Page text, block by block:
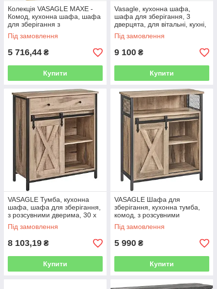
Колекція VASAGLE MAXE -
Комод, кухонна шафа, шафа
для зберігання з
регульованою полицею,
ребристі двері, перехідний
Під замовлення
5 716,44 ₴
Купити
Vasagle, кухонна шафа,
шафа для зберігання, 3
дверцята, для вітальні, кухні,
їдальні, 33 х 110 х 75 см,
стиль кантрі,
Під замовлення
9 100 ₴
Купити
VASAGLE Тумба, кухонна
шафа, шафа для зберігання,
з розсувними дверима, 30 х
70 х 80 см, регульована
полиця, стиль кантрі, для
Під замовлення
8 103,19 ₴
Купити
VASAGLE Шафа для
зберігання, кухонна тумба,
комод, з розсувними
дверима, 30 x 70 x 80 см,
регульовані полиці, для
Під замовлення
5 990 ₴
Купити